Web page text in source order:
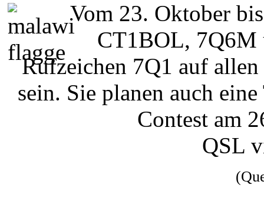
Vom 23. Oktober
CT1BOL, 7Q6M
Rufzeichen 7Q1 auf
sein. Sie planen auch
Contest am
QSL